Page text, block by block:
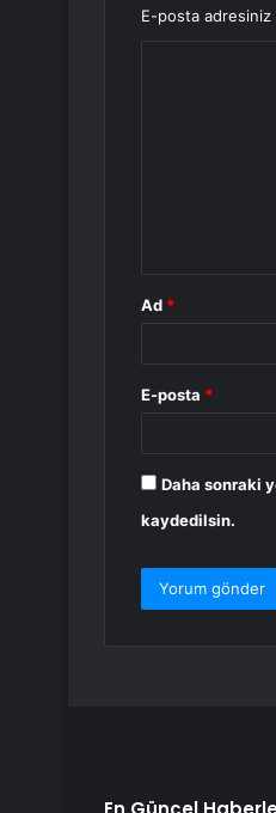
E-posta adresiniz
Ad *
E-posta *
Daha sonraki
kaydedilsin.